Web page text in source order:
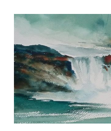
creciendo.